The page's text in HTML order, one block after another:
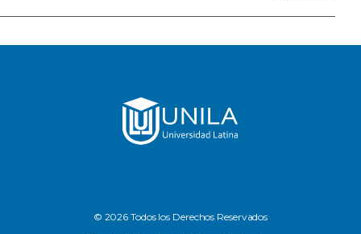
© 2026 Todos los Derechos Reservados